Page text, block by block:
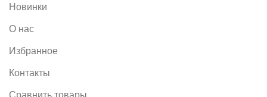
Новинки
О нас
Избранное
Контакты
Сравнить товары